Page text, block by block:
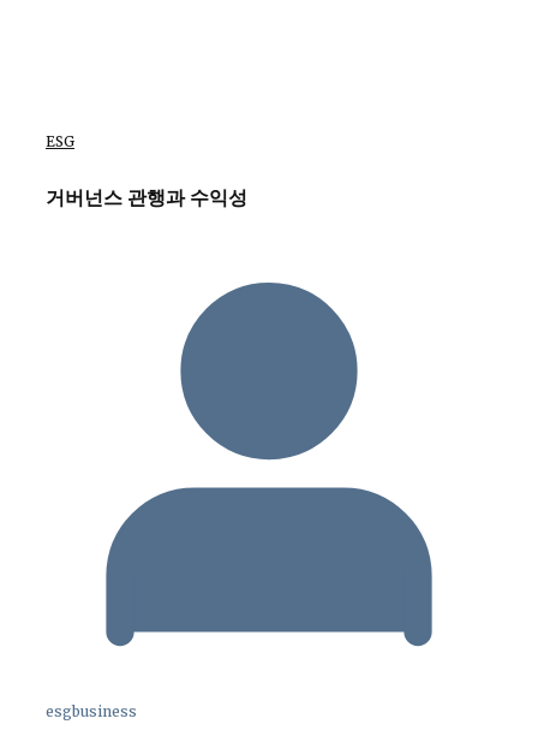
ESG
거버넌스 관행과 수익성
esgbusiness